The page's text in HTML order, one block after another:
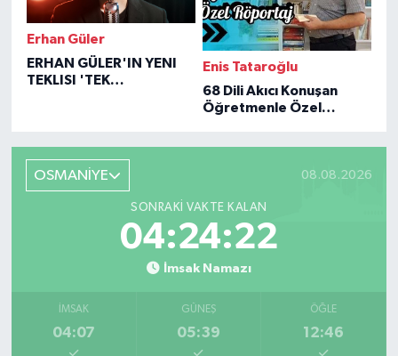
Erhan Güler
ERHAN GÜLER'IN YENI
TEKLISI 'TEK
Enis Tataroğlu
68 Dili Akıcı Konuşan
Öğretmenle Özel
OSMANİYE 08.08.2026
SONRAKI VAKTE KALAN
04:24:21
İmsak Namazı
İMSAK
04:07
GÜNEŞ
05:39
ÖĞLE
12:46